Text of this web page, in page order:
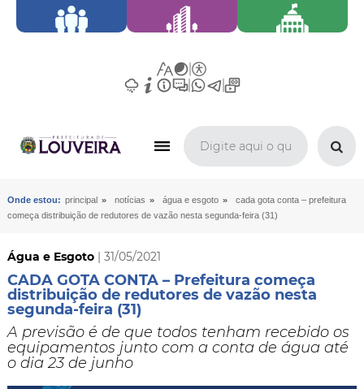
Onde estou: principal » notícias » água e esgoto »
cada gota conta – prefeitura
começa distribuição de redutores de vazão nesta segunda-feira (31)
Água e Esgoto| 31/05/2021
CADA GOTA CONTA – Prefeitura começa
distribuição de redutores de vazão nesta
segunda-feira (31)
A previsão é de que todos tenham recebido os
equipamentos junto com a conta de água até
o dia 23 de junho